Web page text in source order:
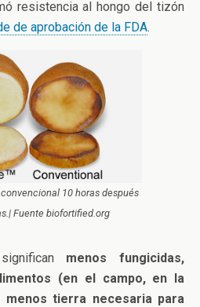
resistencia al hongo del tizón
de aprobación de la FDA.
10 horas después
Fuente biofortified.org
menos fungicidas,
(en el campo, en la
tierra necesaria para